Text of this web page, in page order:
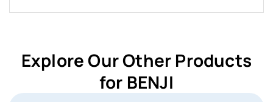
Explore Our Other Products
for BENJI